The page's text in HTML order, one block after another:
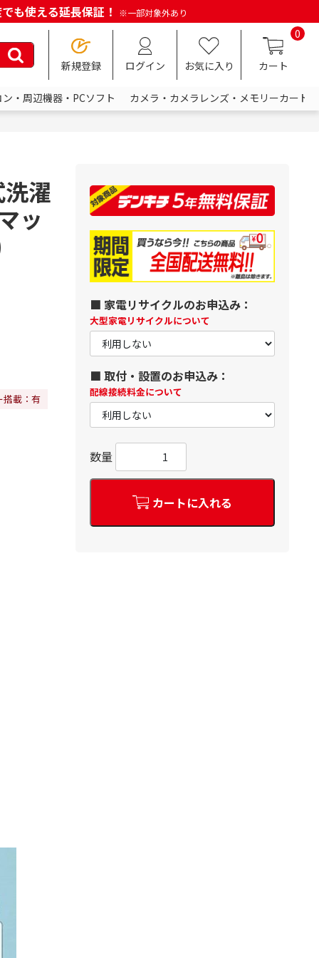
も使える延長保証！ ※一部対象外あり
新規登録 ログイン お気に入り
0
カート
・周辺機器・PCソフト カメラ・カメラレンズ・メモリーカード
濯
ッ
搭載：有
■ 家電リサイクルのお申込み：
大型家電リサイクルについて
■ 取付・設置のお申込み：
配線接続料金について
数量
カートに入れる